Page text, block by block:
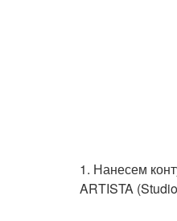
1. Нанесем
ARTISTA